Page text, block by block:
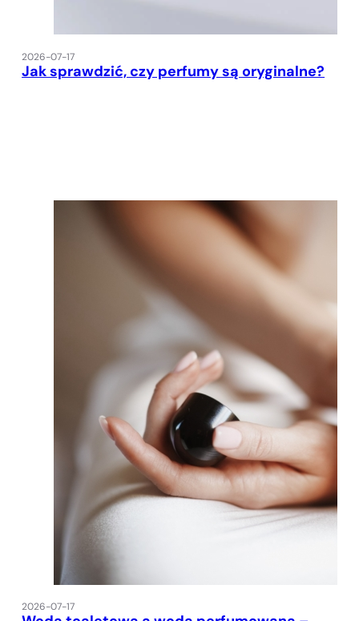
2026-07-17
Jak sprawdzić, czy perfumy są oryginalne?
2026-07-17